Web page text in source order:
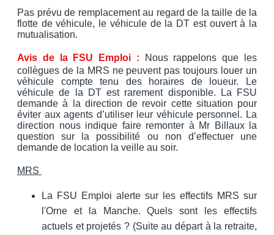
Pas prévu de remplacement au regard de la taille de la
flotte de véhicule, le véhicule de la DT est ouvert à la
mutualisation.
Avis de la FSU Emploi :
Nous rappelons que les
collègues de la MRS ne peuvent pas toujours louer un
véhicule compte tenu des horaires de loueur. Le
véhicule de la DT est rarement disponible. La FSU
demande à la direction de revoir cette situation pour
éviter aux agents d’utiliser leur véhicule personnel. La
direction nous indique faire remonter à Mr Billaux la
question sur la possibilité ou non d’effectuer une
demande de location la veille au soir.
MRS
La FSU Emploi alerte sur les effectifs MRS sur
l'Orne et la Manche. Quels sont les effectifs
actuels et projetés ? (Suite au départ à la retraite,